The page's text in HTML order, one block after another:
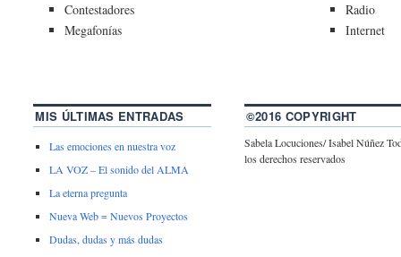
Contestadores
Megafonías
Radio
Internet
MIS ÚLTIMAS ENTRADAS
Las emociones en nuestra voz
LA VOZ – El sonido del ALMA
La eterna pregunta
Nueva Web = Nuevos Proyectos
Dudas, dudas y más dudas
©2016 COPYRIGHT
Sabela Locuciones/ Isabel Núñez
los derechos reservados